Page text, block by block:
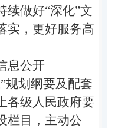
续做好“深化”文
实，更好服务高
息公开
规划纲要及配套
各级人民政府要
栏目，主动公